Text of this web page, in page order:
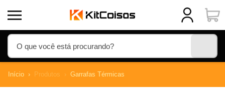
Início Produtos Garrafas Térmicas